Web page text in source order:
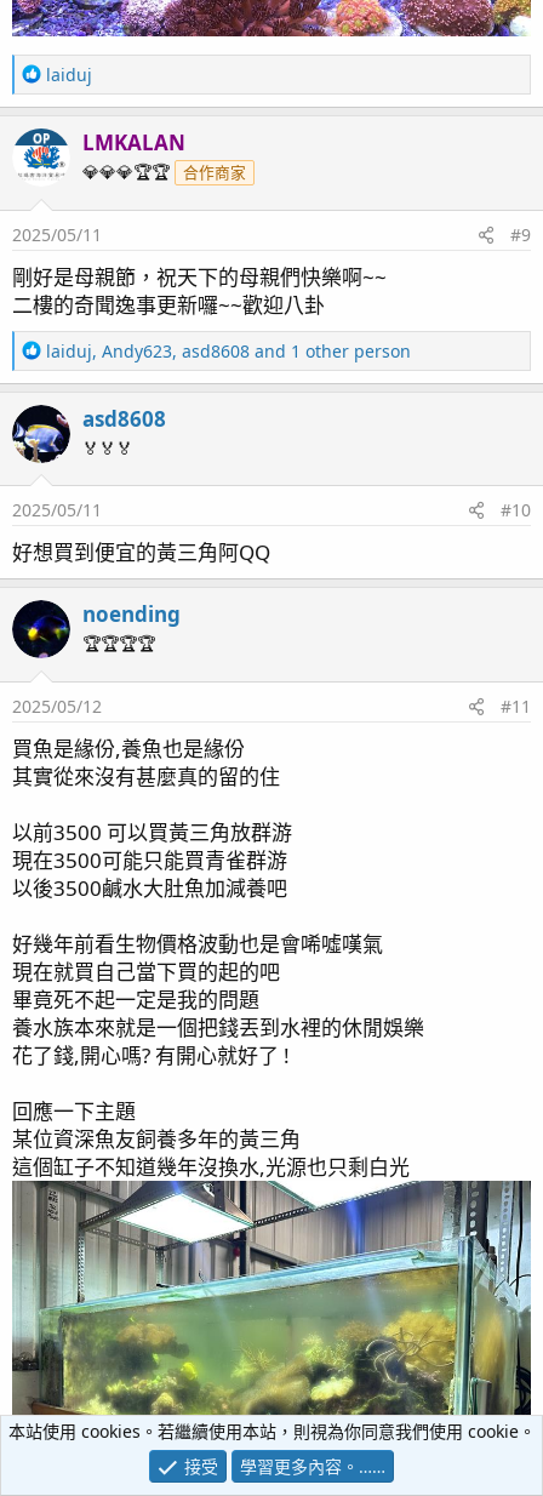
R
e
c
t
o
n
：
laiduj
OP LMKALAN
💎💎💎🏆🏆 合作商家
2025/05/11 #9
剛好是母親節，祝天下的母親們快樂啊~~
二樓的奇聞逸事更新囉~~歡迎八卦
R
e
c
t
i
o
n
：
laiduj, Andy623, asd8608 and 1 other person
asd8608
🏅🏅🏅
2025/05/11 #10
好想買到便宜的黃三角阿QQ
noending
🏆🏆🏆🏆
2025/05/12 #11
買魚是緣份,養魚也是緣份
其實從來沒有甚麼真的留的住
以前3500 可以買黃三角放群游
現在3500可能只能買青雀群游
以後3500鹹水大肚魚加減養吧
好幾年前看生物價格波動也是會唏噓嘆氣
現在就買自己當下買的起的吧
畢竟死不起一定是我的問題
養水族本來就是一個把錢丟到水裡的休閒娛樂
花了錢,開心嗎? 有開心就好了 !
回應一下主題
某位資深魚友飼養多年的黃三角
這個缸子不知道幾年沒換水,光源也只剩白光
本站使用 cookies。若繼續使用本站，則視為你同意我們使用 cookie。
接受
學習更多內容。……